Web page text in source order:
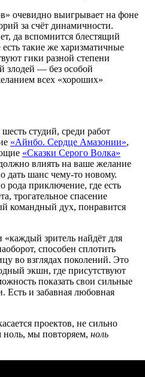
очевидно выигрывает на фоне
за счёт динамичности.
да вспомнится блестящий
есть такие же харизматичные
гики разной степени
злодей — без особой
всех «хороших»
студий, среди работ
«Айнбо. Сердце Амазонии»,
«Сказки Серого Волка»
влиять на ваше желание
дать шанс чему-то новому.
приключение, где есть
трогательное спасение
командный дух, понравится
зритель найдёт для
способен сплотить
во взглядах поколений. Это
экшн, где присутствуют
показать свои сильные
Есть и забавная любовная
проектов, не сильно
мы повторяем, ноль